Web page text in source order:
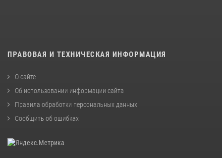
ПРАВОВАЯ И ТЕХНИЧЕСКАЯ ИНФОРМАЦИЯ
О сайте
Об использовании информации сайта
Правила обработки персональных данных
Сообщить об ошибках